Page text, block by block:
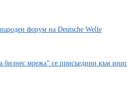
форум на Deutsche Welle
мрежа“ се присъедини към